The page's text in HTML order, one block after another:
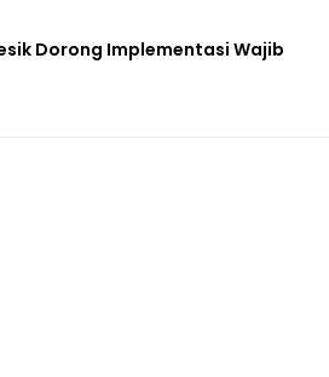
Dorong Implementasi Wajib